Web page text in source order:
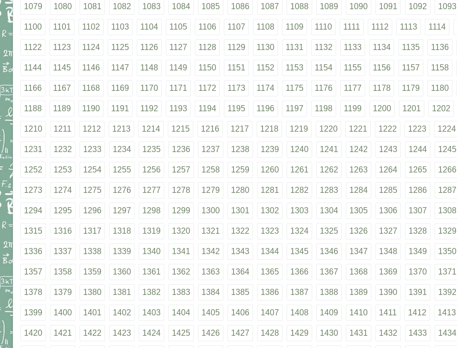
1079 1080 1081 1082 1083 1084 1085 1086 1087 1088 1089 1090 1091 1092 1093
1100 1101 1102 1103 1104 1105 1106 1107 1108 1109 1110 1111 1112 1113 1114
1122 1123 1124 1125 1126 1127 1128 1129 1130 1131 1132 1133 1134 1135 1136
1144 1145 1146 1147 1148 1149 1150 1151 1152 1153 1154 1155 1156 1157 1158
1166 1167 1168 1169 1170 1171 1172 1173 1174 1175 1176 1177 1178 1179 1180
1188 1189 1190 1191 1192 1193 1194 1195 1196 1197 1198 1199 1200 1201 1202
1210 1211 1212 1213 1214 1215 1216 1217 1218 1219 1220 1221 1222 1223 1224
1231 1232 1233 1234 1235 1236 1237 1238 1239 1240 1241 1242 1243 1244 1245
1252 1253 1254 1255 1256 1257 1258 1259 1260 1261 1262 1263 1264 1265 1266
1273 1274 1275 1276 1277 1278 1279 1280 1281 1282 1283 1284 1285 1286 1287
1294 1295 1296 1297 1298 1299 1300 1301 1302 1303 1304 1305 1306 1307 1308
1315 1316 1317 1318 1319 1320 1321 1322 1323 1324 1325 1326 1327 1328 1329
1336 1337 1338 1339 1340 1341 1342 1343 1344 1345 1346 1347 1348 1349 1350
1357 1358 1359 1360 1361 1362 1363 1364 1365 1366 1367 1368 1369 1370 1371
1378 1379 1380 1381 1382 1383 1384 1385 1386 1387 1388 1389 1390 1391 1392
1399 1400 1401 1402 1403 1404 1405 1406 1407 1408 1409 1410 1411 1412 1413
1420 1421 1422 1423 1424 1425 1426 1427 1428 1429 1430 1431 1432 1433 1434